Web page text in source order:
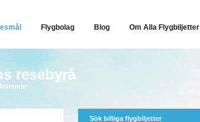
Flygbolag Blog Om Alla Flygbiljetter
resebyrå
Sök billiga flygbiljetter